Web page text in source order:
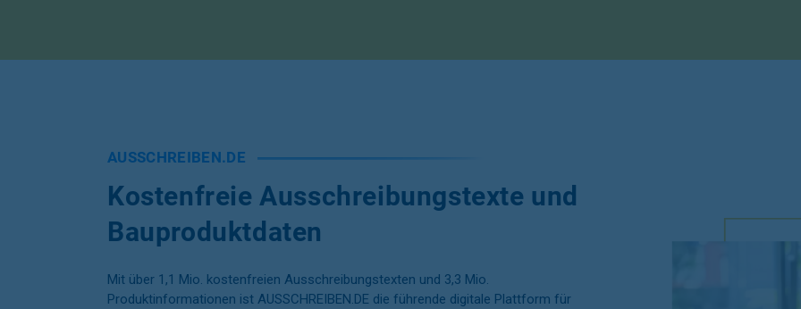
AUSSCHREIBEN.DE
Kostenfreie Ausschreibungstexte und
Bauproduktdaten
Mit über 1,1 Mio. kostenfreien Ausschreibungstexten und 3,3 Mio.
Produktinformationen ist AUSSCHREIBEN.DE die führende digitale Plattform für